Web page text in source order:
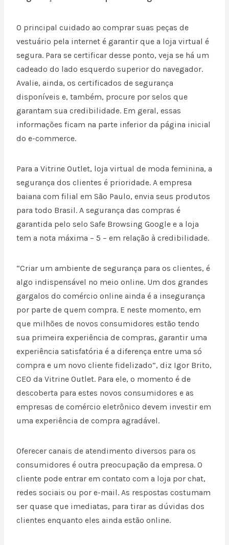
O principal cuidado ao comprar suas peças de
vestuário pela internet é garantir que a loja virtual é
segura. Para se certificar desse ponto, veja se há um
cadeado do lado esquerdo superior do navegador.
Avalie, ainda, os certificados de segurança
disponíveis e, também, procure por selos que
garantam sua credibilidade. Em geral, essas
informações ficam na parte inferior da página inicial
do e-commerce.
Para a Vitrine Outlet, loja virtual de moda feminina, a
segurança dos clientes é prioridade. A empresa
baiana com filial em São Paulo, envia seus produtos
para todo Brasil. A segurança das compras é
garantida pelo selo Safe Browsing Google e a loja
tem a nota máxima – 5 – em relação à credibilidade.
“Criar um ambiente de segurança para os clientes, é
algo indispensável no meio online. Um dos grandes
gargalos do comércio online ainda é a insegurança
por parte de quem compra. E neste momento, em
que milhões de novos consumidores estão tendo
sua primeira experiência de compras, garantir uma
experiência satisfatória é a diferença entre uma só
compra e um novo cliente fidelizado”, diz Igor Brito,
CEO da Vitrine Outlet. Para ele, o momento é de
descoberta para estes novos consumidores e as
empresas de comércio eletrônico devem investir em
uma experiência de compra agradável.
Oferecer canais de atendimento diversos para os
consumidores é outra preocupação da empresa. O
cliente pode entrar em contato com a loja por chat,
redes sociais ou por e-mail. As respostas costumam
ser quase que imediatas, para tirar as dúvidas dos
clientes enquanto eles ainda estão online.